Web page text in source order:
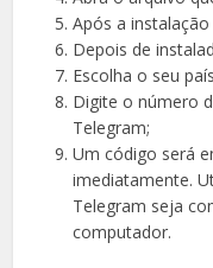
Após a
Depois de
Escolha o seu
Digite o número
Telegram;
Um código será
imediatamente.
Telegram seja
computador.